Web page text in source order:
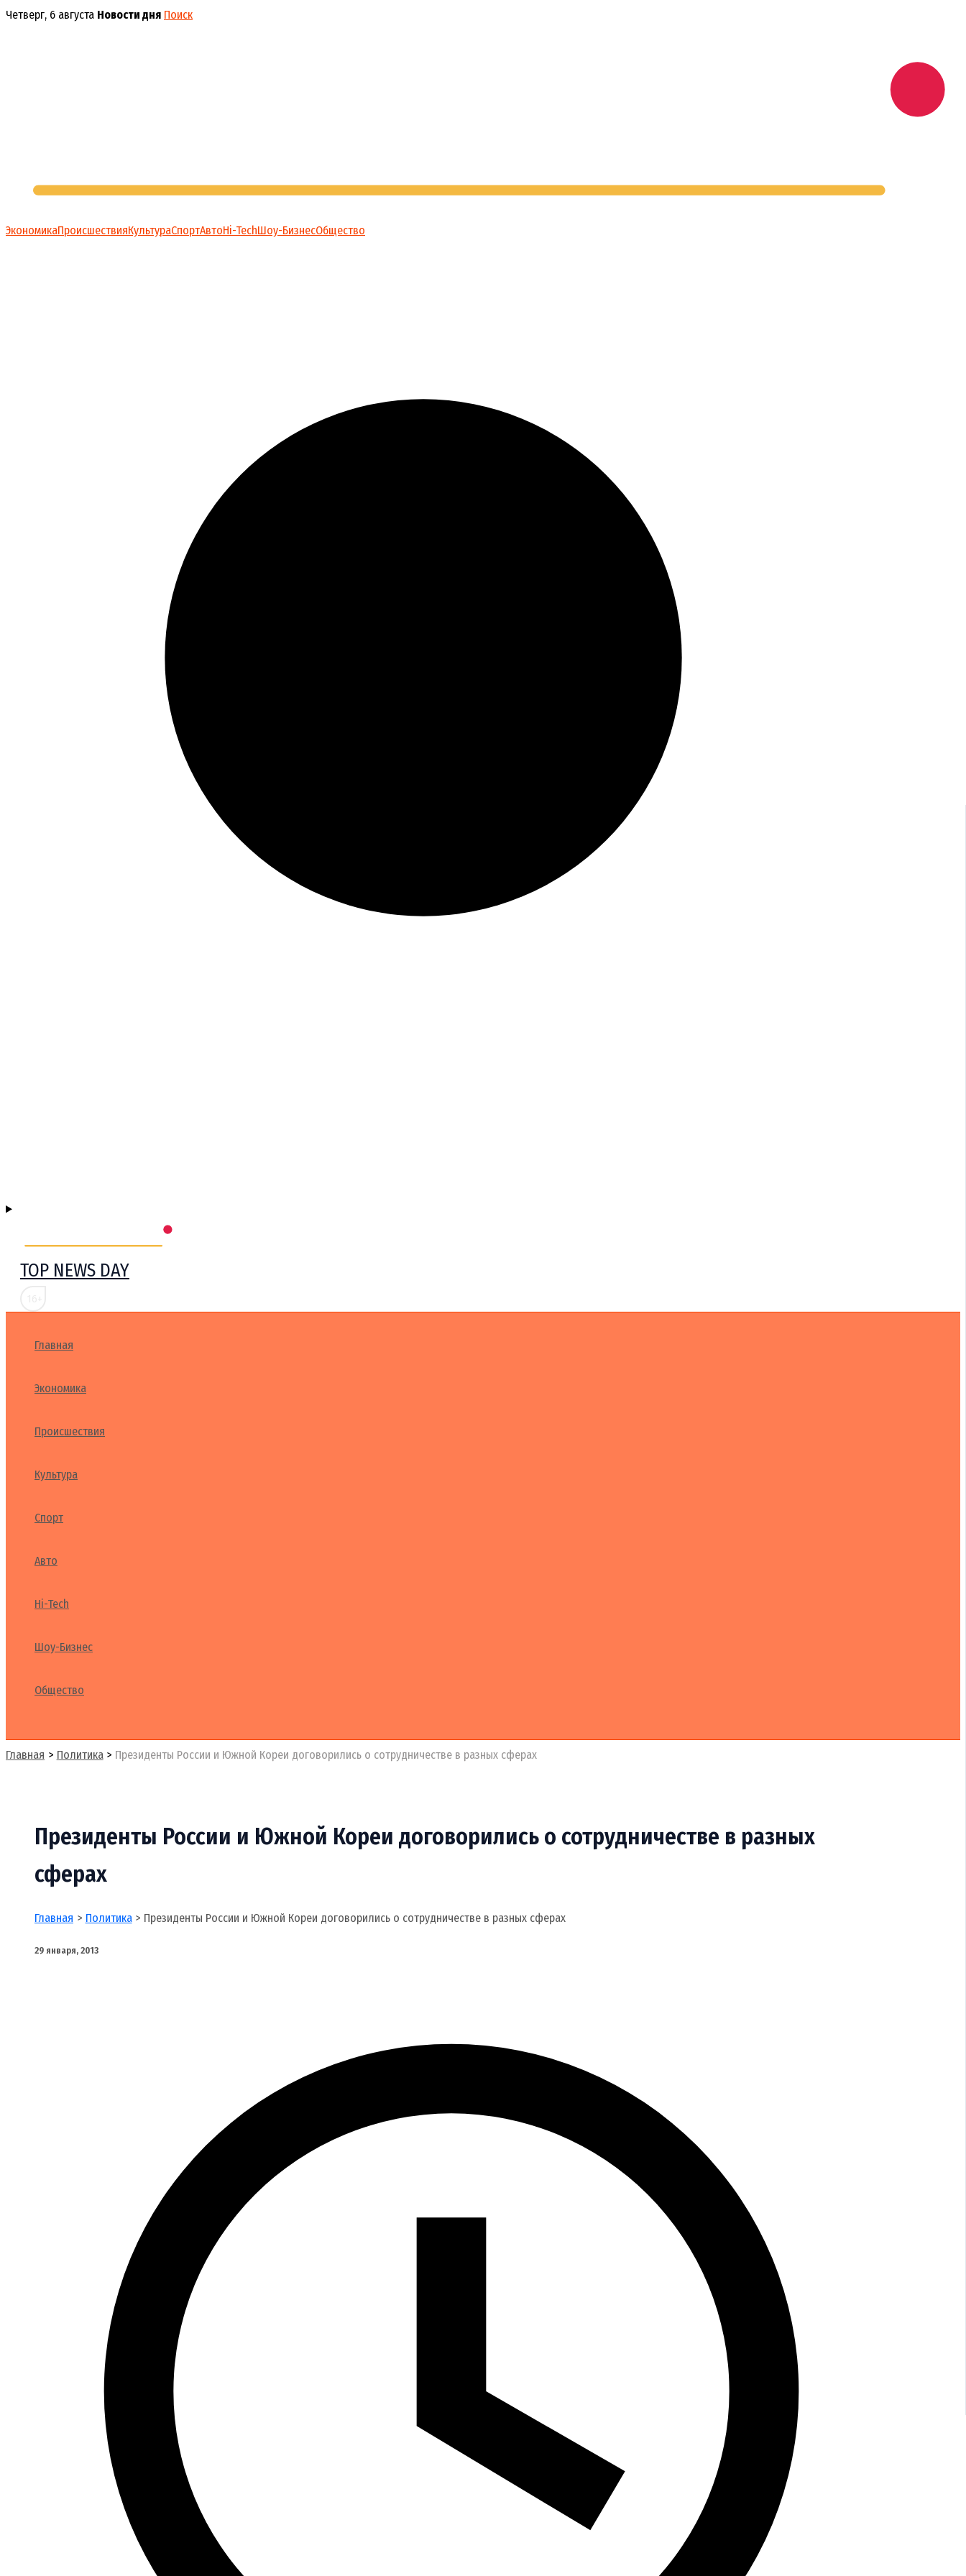
Перейти
Четверг, 6 августа Новости дня Поиск
ЭкономикаПроисшествияКультураСпортАвтоHi-TechШоу-БизнесОбщество
TOP NEWS DAY
Главная
Экономика
Происшествия
Культура
Спорт
Авто
Hi-Tech
Шоу-Бизнес
Общество
Главная Политика Президенты России и Южной Кореи договорились о сотрудничестве в разных сферах
Президенты России и Южной Кореи договорились о сотрудничестве в разных
сферах
Главная Политика Президенты России и Южной Кореи договорились о сотрудничестве в разных сферах
29 января, 2013